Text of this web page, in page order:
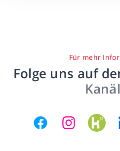
Für mehr
Folge uns auf